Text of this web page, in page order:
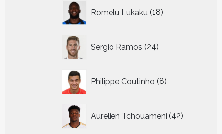
Romelu Lukaku 18
producten
Sergio Ramos 24
producten
Philippe Coutinho 8
producten
Aurelien Tchouameni 42
producten